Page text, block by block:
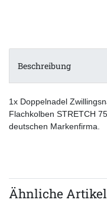
Beschreibung
1x Doppelnadel
Flachkolben STRETCH
deutschen Markenfirma.
Ähnliche Artikel